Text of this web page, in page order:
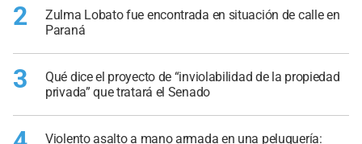
2
Zulma Lobato fue encontrada en situación de calle en
Paraná
3
Qué dice el proyecto de “inviolabilidad de la propiedad
privada” que tratará el Senado
Violento asalto a mano armada en una peluquería: